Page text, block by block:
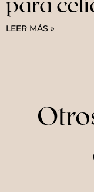
LEER MÁS »